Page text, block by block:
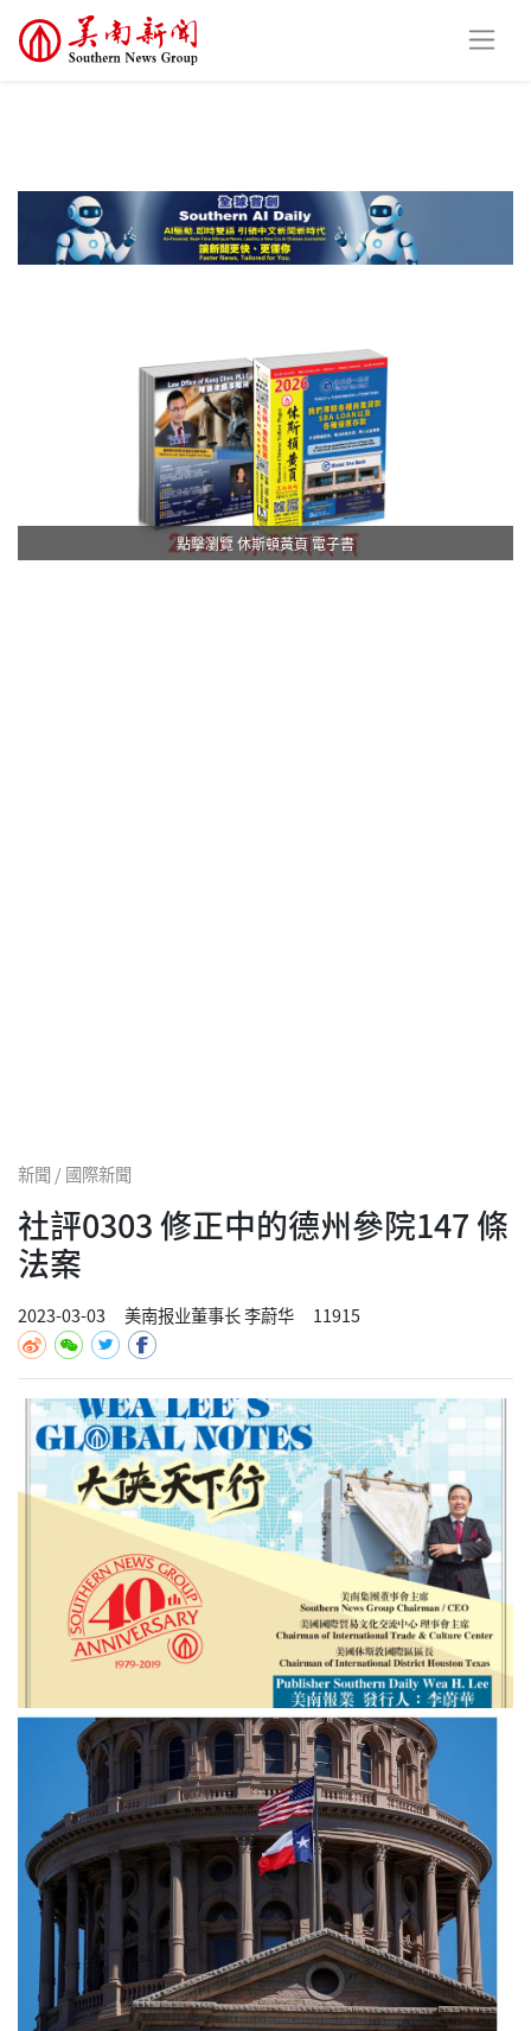
點擊瀏覽 休斯頓黃頁 電子書
新聞 / 國際新聞
社評0303 修正中的德州參院147 條
法案
2023-03-03 美南报业董事长 李蔚华 11915